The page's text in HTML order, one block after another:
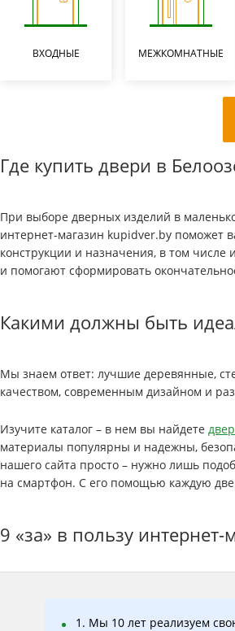
ВХОДНЫЕ МЕЖКОМНАТНЫЕ
Где купить двери в
При выборе дверных изделий в
интернет-магазин kupidver.by поможет
конструкции и назначения, в том
и помогают сформировать
Какими должны быть
Мы знаем ответ: лучшие деревянные,
качеством, современным дизайном и
Изучите каталог – в нем вы найдете
материалы популярны и надежны,
нашего сайта просто – нужно лишь
на смартфон. С его помощью каждую
9 «за» в пользу
1. Мы 10 лет реализуем